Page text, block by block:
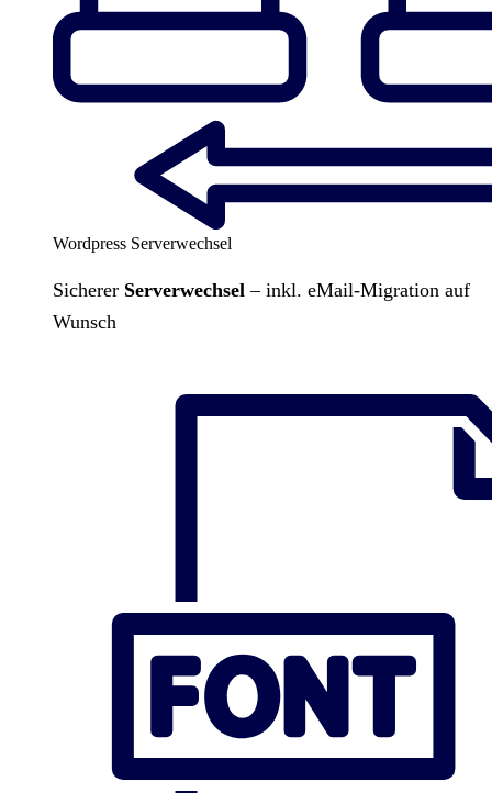
Wordpress Serverwechsel
Sicherer Serverwechsel – inkl. eMail-Migration auf
Wunsch